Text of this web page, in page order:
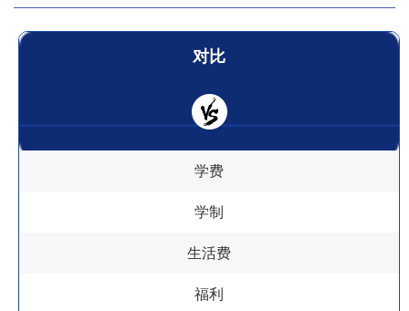
对比
学费
学制
生活费
福利